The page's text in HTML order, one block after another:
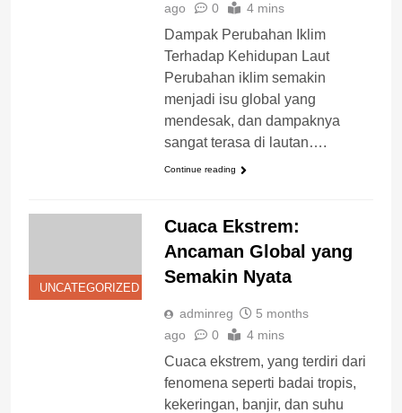
ago
0 4 mins
Dampak Perubahan Iklim
Terhadap Kehidupan Laut
Perubahan iklim semakin
menjadi isu global yang
mendesak, dan dampaknya
sangat terasa di lautan….
Continue reading
UNCATEGORIZED
Cuaca Ekstrem:
Ancaman Global yang
Semakin Nyata
adminreg
5 months
ago
0 4 mins
Cuaca ekstrem, yang terdiri dari
fenomena seperti badai tropis,
kekeringan, banjir, dan suhu